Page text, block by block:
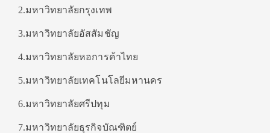
2.มหาวิทยาลัยกรุงเทพ
3.มหาวิทยาลัยอัสสัมชัญ
4.มหาวิทยาลัยหอการค้าไทย
5.มหาวิทยาลัยเทคโนโลยีมหานคร
6.มหาวิทยาลัยศรีปทุม
7.มหาวิทยาลัยธุรกิจบัณฑิตย์